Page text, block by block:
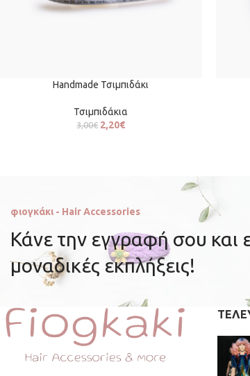
Handmade Τσιμπιδάκι
Τσιμπιδάκια
3,00€ 2,20€
φιογκάκι - Hair Accessories
Κάνε την εγγραφή σου και
μοναδικές εκπλήξεις!